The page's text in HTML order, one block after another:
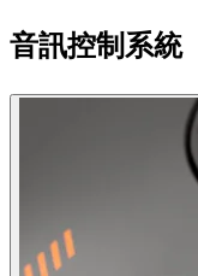
音訊控制系統